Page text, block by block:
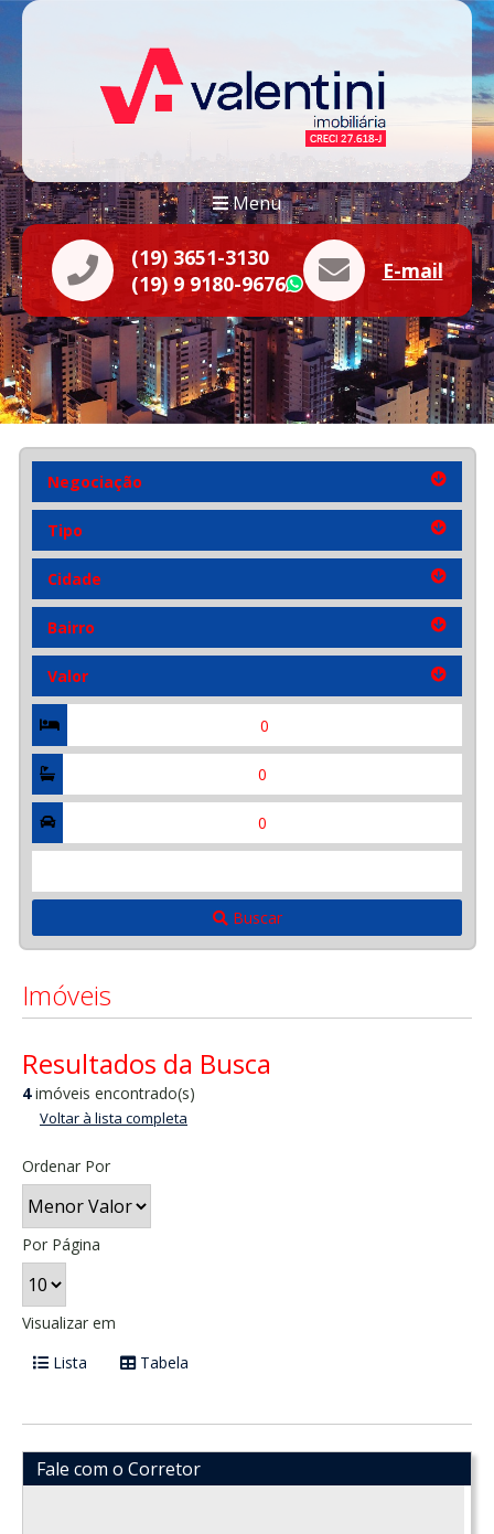
Menu
(19) 3651-3130
(19) 9 9180-9676
WhatsApp
E-mail
Negociação
Tipo
Cidade
Cidade
Bairro
Bairro
Valor
Quartos
Suítes
Vagas
Buscar
Imóveis
Resultados da Busca
4imóveis encontrado(s)
Voltar à lista completa
Ordenar Por
Por Página
Visualizar em
Lista
Tabela
Fale com o Corretor